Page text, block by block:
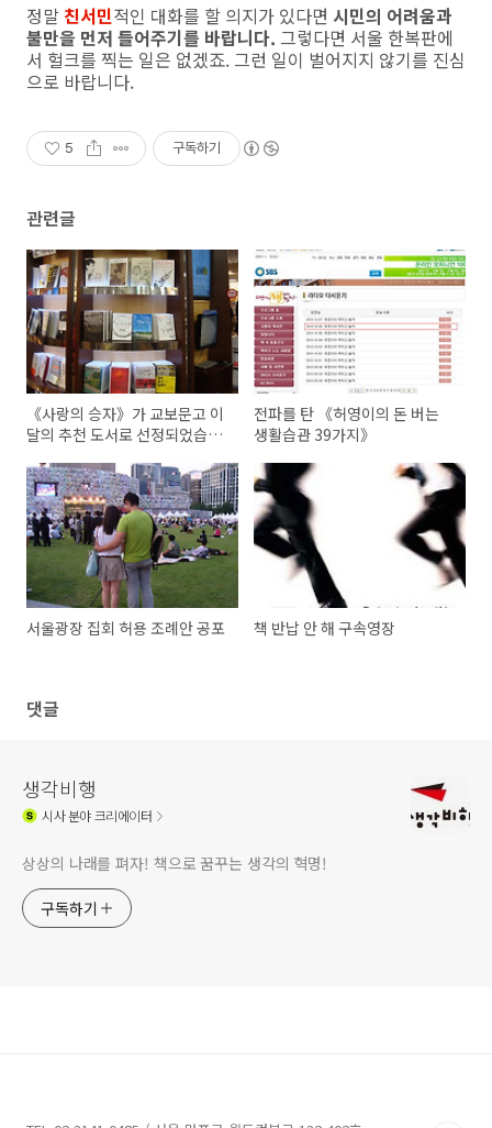
정말 친서민적인 대화를 할 의지가 있다면 시민의 어려움과
불만을 먼저 들어주기를 바랍니다. 그렇다면 서울 한복판에
서 헐크를 찍는 일은 없겠죠. 그런 일이 벌어지지 않기를 진심
으로 바랍니다.
5 구독하기
관련글
《사랑의 승자》가 교보문고 이
달의 추천 도서로 선정되었습니
전파를 탄 《허영이의 돈 버는
생활습관 39가지》
서울광장 집회 허용 조례안 공포 책 반납 안 해 구속영장
댓글
생각비행
시사분야 크리에이터
상상의 나래를 펴자! 책으로 꿈꾸는 생각의 혁명!
구독하기